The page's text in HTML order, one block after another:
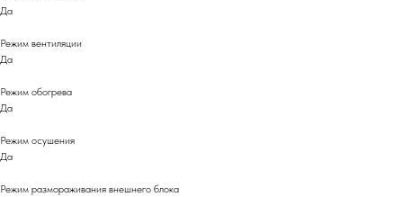
Да
Режим вентиляции
Да
Режим обогрева
Да
Режим осушения
Да
Режим размораживания внешнего блока